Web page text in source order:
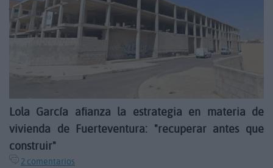
Lola García afianza la estrategia en materia de
vivienda de Fuerteventura: "recuperar antes que
construir"
2 comentarios